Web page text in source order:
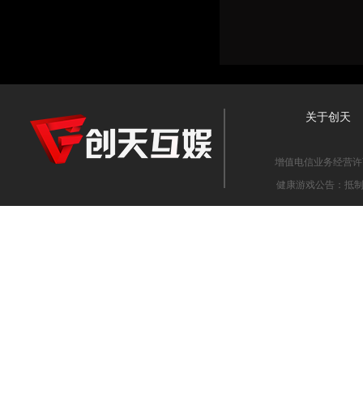
关于创天
增值电信业务经营
健康游戏公告：抵